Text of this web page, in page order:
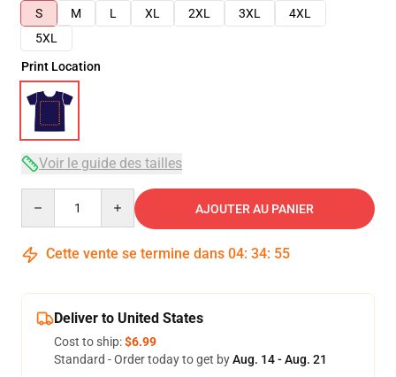
S
M L XL 2XL 3XL
4XL
5XL
Print Location
Voir le guide des tailles
AJOUTER AU PANIER
Cette vente se termine dans 04: 34: 54
Deliver to United States
Cost to ship:$6.99
Standard - Order today to get byAug. 14 - Aug. 21